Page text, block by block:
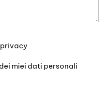
miei dati personali